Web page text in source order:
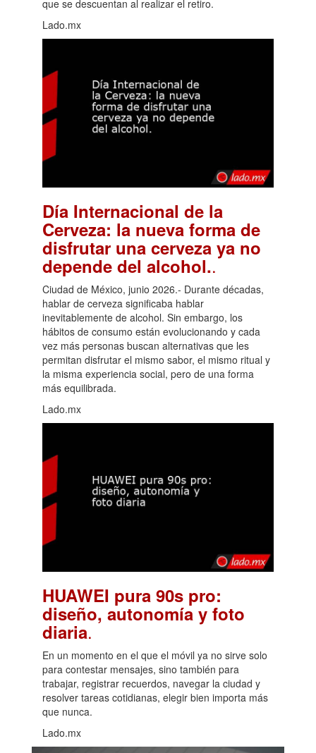
que se descuentan al realizar el retiro.
Lado.mx
Día Internacional de la
Cerveza: la nueva forma de
disfrutar una cerveza ya no
depende del alcohol..
Ciudad de México, junio 2026.- Durante décadas,
hablar de cerveza significaba hablar
inevitablemente de alcohol. Sin embargo, los
hábitos de consumo están evolucionando y cada
vez más personas buscan alternativas que les
permitan disfrutar el mismo sabor, el mismo ritual y
la misma experiencia social, pero de una forma
más equilibrada.
Lado.mx
HUAWEI pura 90s pro:
diseño, autonomía y foto
diaria.
En un momento en el que el móvil ya no sirve solo
para contestar mensajes, sino también para
trabajar, registrar recuerdos, navegar la ciudad y
resolver tareas cotidianas, elegir bien importa más
que nunca.
Lado.mx